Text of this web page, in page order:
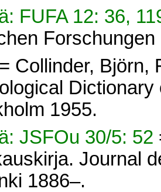
FUFA 12: 36,
= Collinder, Björn,
1955.
JSFOu 30/5: 52
Journal
1886–.